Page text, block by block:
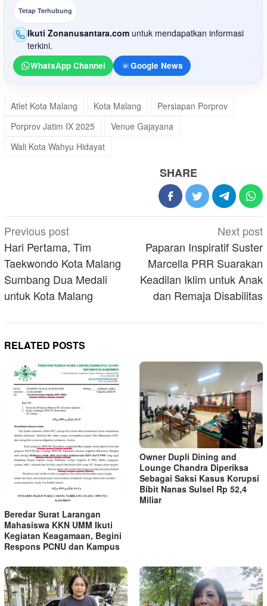
Tetap Terhubung
Ikuti Zonanusantara.com untuk mendapatkan informasi
terkini.
WhatsApp Channel Google News
Atlet Kota Malang Kota Malang
Persiapan Porprov
Porprov Jatim IX 2025
Venue Gajayana
Wali Kota Wahyu Hidayat
SHARE
Post
navigation
Previous post
Hari Pertama, Tim
Taekwondo Kota Malang
Sumbang Dua Medali
untuk Kota Malang
Next post
Paparan Inspiratif Suster
Marcella PRR Suarakan
Keadilan Iklim untuk Anak
dan Remaja Disabilitas
RELATED POSTS
Beredar Surat Larangan
Mahasiswa KKN UMM Ikuti
Kegiatan Keagamaan, Begini
Respons PCNU dan Kampus
Owner Dupli Dining and
Lounge Chandra Diperiksa
Sebagai Saksi Kasus Korupsi
Bibit Nanas Sulsel Rp 52,4
Miliar